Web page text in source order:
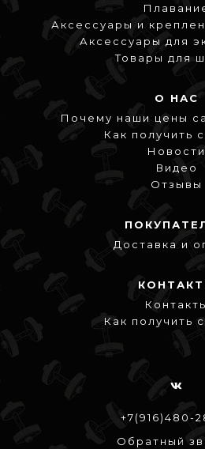
Аксессуары и
Аксессуары для
Товары для
О НАС
Почему наши цены
Как получить
Новости
Видео
Отзывы
Доставка и
Как получить
+7(916)480-
Обратный